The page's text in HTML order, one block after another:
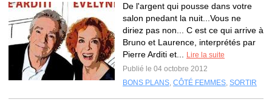
De l'argent qui pousse dans votre
salon pnedant la nuit...Vous ne
diriez pas non... C est ce qui arrive à
Bruno et Laurence, interprétés par
Pierre Arditi et...
Lire la suite
Publié le 04 octobre 2012
BONS PLANS, CÔTÉ FEMMES, SORTIR